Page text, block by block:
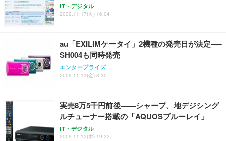
IT・デジタル
2009.11.17(火) 16:04
au「EXILIMケータイ」2機種の発売日が決定──
SH004も同時発売
エンタープライズ
2009.11.13(金) 8:30
実売8万5千円前後——シャープ、地デジシング
ルチューナー搭載の「AQUOSブルーレイ」
IT・デジタル
2009.11.12(木) 19:22